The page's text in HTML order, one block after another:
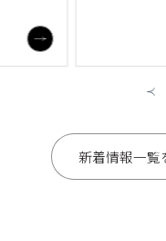
新着情報一覧